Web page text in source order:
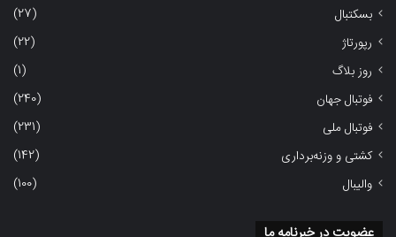
بسکتبال
(27)
رپورتاژ
(22)
روز بلاگ
(1)
فوتبال جهان
(240)
فوتبال ملی
(231)
کشتی و وزنه‌برداری
(142)
والیبال
(100)